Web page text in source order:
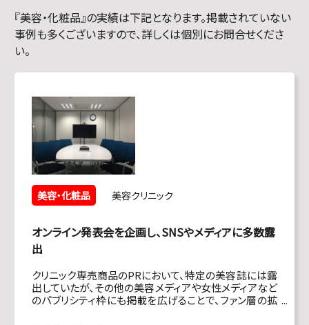
『美容・化粧品』の実績は下記となります。掲載されていない
事例も多くございますので、詳しくは個別にお問合せくださ
い。
美容・化粧品 美容クリニック
オンライン発表会を企画し、SNSやメディアに多数露
出
クリニック専売商品のPRにおいて、特定の美容誌には露
出していたが、その他の美容メディアや女性メディアなど
のパブリシティ枠にも掲載を広げることで、ファン層の拡